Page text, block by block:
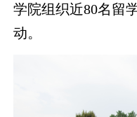
学院组织近80名留
动。